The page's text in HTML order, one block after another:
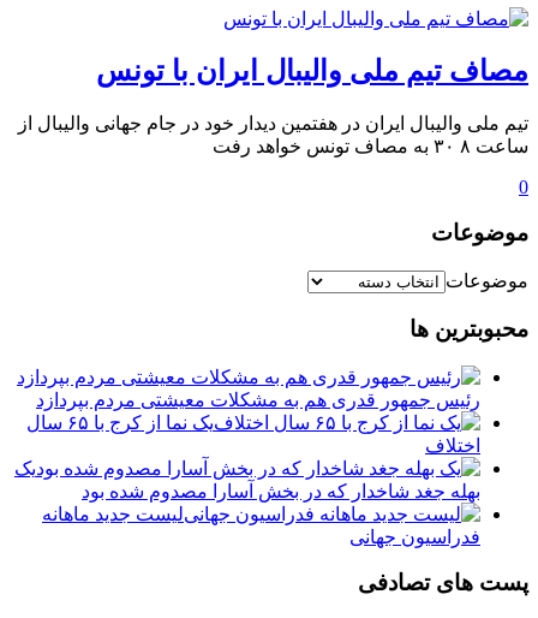
مصاف تیم ملی والیبال ایران با تونس
تیم ملی والیبال ایران در هفتمین دیدار خود در جام جهانی والیبال از
ساعت ۸ ۳۰ به مصاف تونس خواهد رفت
0
موضوعات
موضوعات
محبوبترین ها
رئیس جمهور قدری هم به مشکلات معیشتی مردم بپردازد
یک نما از کرج با ۶۵ سال
اختلاف
یک
بهله جغد شاخدار که در بخش آسارا مصدوم شده بود
لیست جدید ماهانه
فدراسیون جهانی
پست های تصادفی